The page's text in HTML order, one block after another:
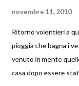
novembre 11, 2010
Ritorno volentieri a
pioggia che bagna i
venuto in mente
casa dopo essere